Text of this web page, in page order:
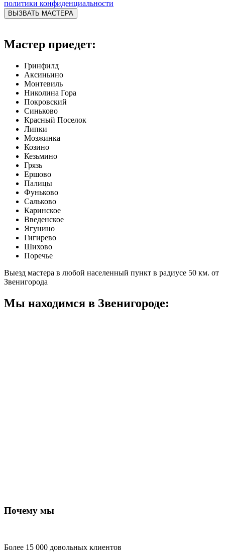
политики конфиденциальности
ВЫЗВАТЬ МАСТЕРА
Мастер приедет:
Гринфилд
Аксиньино
Монтевиль
Николина Гора
Покровский
Синьково
Красный Поселок
Липки
Мозжинка
Козино
Кезьмино
Грязь
Ершово
Палицы
Фуньково
Сальково
Каринское
Введенское
Ягунино
Гигирево
Шихово
Поречье
Выезд мастера в любой населенный пункт в радиусе 50 км. от
Звенигорода
Мы находимся в Звенигороде:
Почему мы
Более 15 000 довольных клиентов